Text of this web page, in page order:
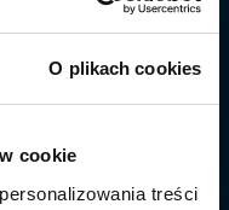
O plikach cookies
cookie
treści